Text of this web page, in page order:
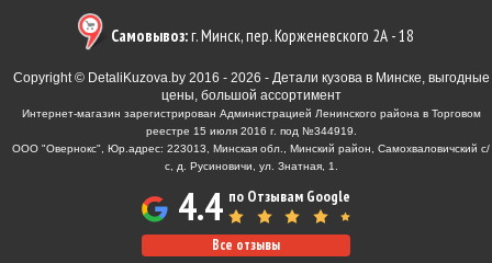
Самовывоз:г. Минск, пер. Корженевского 2А - 18
Copyright © DetaliKuzova.by 2016 - 2026 - Детали кузова в Минске, выгодные
цены, большой ассортимент
Интернет-магазин зарегистрирован Администрацией Ленинского района в Торговом
реестре 15 июля 2016 г. под №344919.
ООО "Овернокс", Юр.адрес: 223013, Минская обл., Минский район, Самохваловичский с/
с, д. Русиновичи, ул. Знатная, 1.
4.4 по Отзывам Google
Все отзывы